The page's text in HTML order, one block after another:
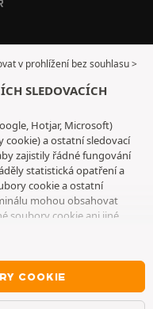
v prohlížení bez souhlasu >
SLEDOVACÍCH
Hotjar, Microsoft)
a ostatní sledovací
zajistily řádné fungování
statistická opatření a
cookie a ostatní
mohou obsahovat
soubory cookie ani jiné
webu. Vaši volbu
můžete kdykoliv odvolat
souborů
aniž byste přijali
souborů. Toto
COOKIE